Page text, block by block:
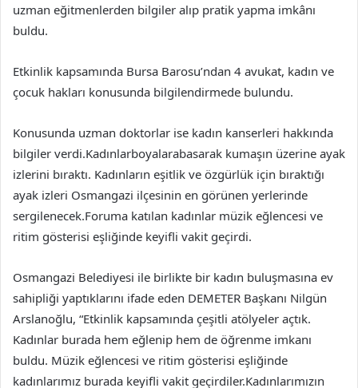
uzman eğitmenlerden bilgiler alıp pratik yapma imkânı
buldu.
Etkinlik kapsamında Bursa Barosu’ndan 4 avukat, kadın ve
çocuk hakları konusunda bilgilendirmede bulundu.
Konusunda uzman doktorlar ise kadın kanserleri hakkında
bilgiler verdi.Kadınlarboyalarabasarak kumaşın üzerine ayak
izlerini bıraktı. Kadınların eşitlik ve özgürlük için bıraktığı
ayak izleri Osmangazi ilçesinin en görünen yerlerinde
sergilenecek.Foruma katılan kadınlar müzik eğlencesi ve
ritim gösterisi eşliğinde keyifli vakit geçirdi.
Osmangazi Belediyesi ile birlikte bir kadın buluşmasına ev
sahipliği yaptıklarını ifade eden DEMETER Başkanı Nilgün
Arslanoğlu, “Etkinlik kapsamında çeşitli atölyeler açtık.
Kadınlar burada hem eğlenip hem de öğrenme imkanı
buldu. Müzik eğlencesi ve ritim gösterisi eşliğinde
kadınlarımız burada keyifli vakit geçirdiler.Kadınlarımızın